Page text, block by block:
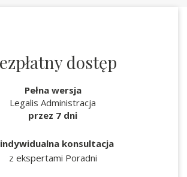
dostęp
Pełna wersja
Legalis Administracja
przez 7 dni
konsultacja
z ekspertami Poradni